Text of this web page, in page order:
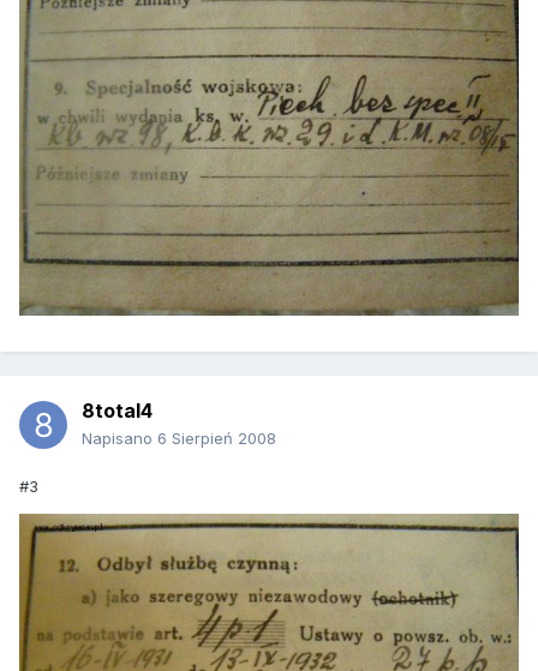
8total4
Napisano 6 Sierpień 2008
#3